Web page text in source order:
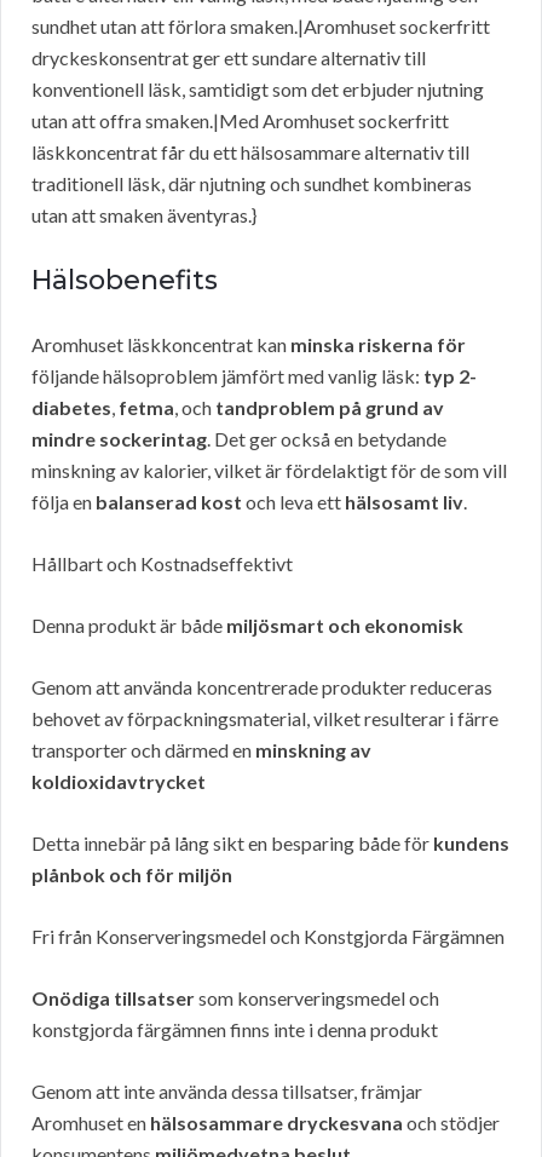
sundhet utan att förlora smaken.|Aromhuset sockerfritt
dryckeskonsentrat ger ett sundare alternativ till
konventionell läsk, samtidigt som det erbjuder njutning
utan att offra smaken.|Med Aromhuset sockerfritt
läskkoncentrat får du ett hälsosammare alternativ till
traditionell läsk, där njutning och sundhet kombineras
utan att smaken äventyras.}
Hälsobenefits
Aromhuset läskkoncentrat kan minska riskerna för
följande hälsoproblem jämfört med vanlig läsk: typ 2-
diabetes, fetma, och tandproblem på grund av
mindre sockerintag. Det ger också en betydande
minskning av kalorier, vilket är fördelaktigt för de som vill
följa en balanserad kost och leva ett hälsosamt liv.
Hållbart och Kostnadseffektivt
Denna produkt är både miljösmart och ekonomisk
Genom att använda koncentrerade produkter reduceras
behovet av förpackningsmaterial, vilket resulterar i färre
transporter och därmed en minskning av
koldioxidavtrycket
Detta innebär på lång sikt en besparing både för kundens
plånbok och för miljön
Fri från Konserveringsmedel och Konstgjorda Färgämnen
Onödiga tillsatsersom konserveringsmedel och
konstgjorda färgämnen finns inte i denna produkt
Genom att inte använda dessa tillsatser, främjar
Aromhuset en hälsosammare dryckesvana och stödjer